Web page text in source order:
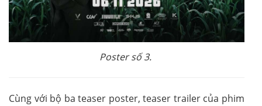
Poster số 3.
Cùng với bộ ba teaser poster, teaser trailer của phim